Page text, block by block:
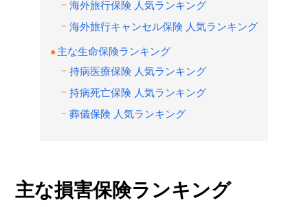
海外旅行保険 人気ランキング
海外旅行キャンセル保険 人気ランキング
主な生命保険ランキング
持病医療保険 人気ランキング
持病死亡保険 人気ランキング
葬儀保険 人気ランキング
主な損害保険ランキング